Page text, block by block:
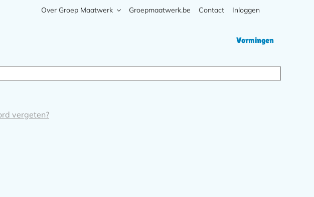
Vormingen
navigatie
Over Groep Maatwerk Groepmaatwerk.be Contact Inloggen
vergeten?